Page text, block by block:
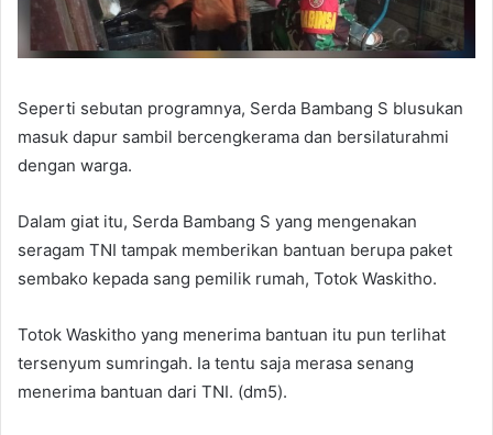
Seperti sebutan programnya, Serda Bambang S blusukan
masuk dapur sambil bercengkerama dan bersilaturahmi
dengan warga.
Dalam giat itu, Serda Bambang S yang mengenakan
seragam TNI tampak memberikan bantuan berupa paket
sembako kepada sang pemilik rumah, Totok Waskitho.
Totok Waskitho yang menerima bantuan itu pun terlihat
tersenyum sumringah. Ia tentu saja merasa senang
menerima bantuan dari TNI. (dm5).